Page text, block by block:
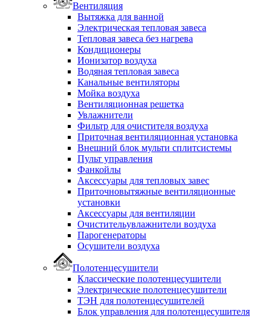
Вентиляция
Вытяжка для ванной
Электрическая тепловая завеса
Тепловая завеса без нагрева
Кондиционеры
Ионизатор воздуха
Водяная тепловая завеса
Канальные вентиляторы
Мойка воздуха
Вентиляционная решетка
Увлажнители
Фильтр для очистителя воздуха
Приточная вентиляционная установка
Внешний блок мульти сплитсистемы
Пульт управления
Фанкойлы
Аксессуары для тепловых завес
Приточновытяжные вентиляционные
установки
Аксессуары для вентиляции
Очистительувлажнители воздуха
Парогенераторы
Осушители воздуха
Полотенцесушители
Классические полотенцесушители
Электрические полотенцесушители
ТЭН для полотенцесушителей
Блок управления для полотенцесушителя